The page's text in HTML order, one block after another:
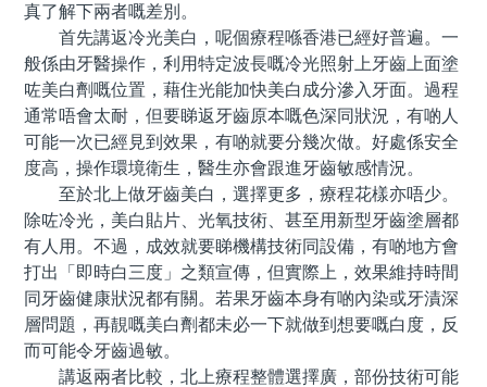
真了解下兩者嘅差別。
首先講返冷光美白，呢個療程喺香港已經好普遍。一
般係由牙醫操作，利用特定波長嘅冷光照射上牙齒上面塗
咗美白劑嘅位置，藉住光能加快美白成分滲入牙面。過程
通常唔會太耐，但要睇返牙齒原本嘅色深同狀況，有啲人
可能一次已經見到效果，有啲就要分幾次做。好處係安全
度高，操作環境衛生，醫生亦會跟進牙齒敏感情況。
至於北上做牙齒美白，選擇更多，療程花樣亦唔少。
除咗冷光，美白貼片、光氧技術、甚至用新型牙齒塗層都
有人用。不過，成效就要睇機構技術同設備，有啲地方會
打出「即時白三度」之類宣傳，但實際上，效果維持時間
同牙齒健康狀況都有關。若果牙齒本身有啲內染或牙漬深
層問題，再靚嘅美白劑都未必一下就做到想要嘅白度，反
而可能令牙齒過敏。
講返兩者比較，北上療程整體選擇廣，部份技術可能